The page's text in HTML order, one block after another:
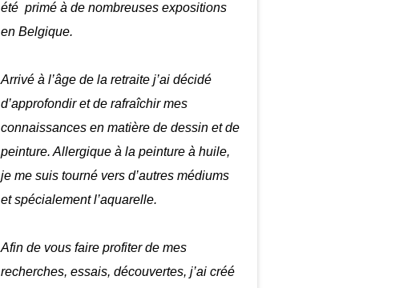
été primé à de nombreuses expositions
en Belgique.
Arrivé à l’âge de la retraite j’ai décidé
d’approfondir et de rafraîchir mes
connaissances en matière de dessin et de
peinture. Allergique à la peinture à huile,
je me suis tourné vers d’autres médiums
et spécialement l’aquarelle.
Afin de vous faire profiter de mes
recherches, essais, découvertes, j’ai créé